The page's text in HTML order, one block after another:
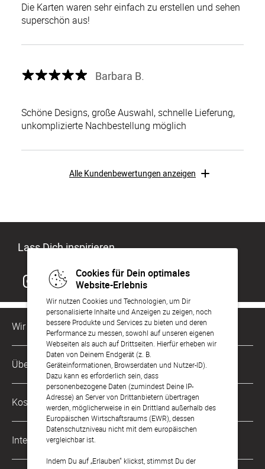
Cookies für Dein optimales
Website-Erlebnis
Wir nutzen Cookies und Technologien, um Dir
personalisierte Inhalte und Anzeigen zu zeigen, noch
bessere Produkte und Services zu bieten und deren
Performance zu messen, sowohl auf unseren eigenen
Webseiten als auch auf Drittseiten. Hierfür erheben wir
Daten von Deinem Endgerät (z. B.
Geräteinformationen, Browserdaten und Nutzer-ID).
Dazu kann es erforderlich sein, dass
personenbezogene Daten (zumindest Deine IP-
Adresse) an Server von Drittanbietern übertragen
werden, möglicherweise in ein Drittland außerhalb des
Europäischen Wirtschaftsraums (EWR), dessen
Datenschutzniveau nicht mit dem europäischen
vergleichbar ist.
Indem Du auf „Erlauben“ klickst, stimmst Du der
Die Karten waren sehr einfach zu erstellen und sehen
superschön aus!
Barbara B.
Schöne Designs, große Auswahl, schnelle Lieferung,
unkomplizierte Nachbestellung möglich
Alle Kundenbewertungen anzeigen
Lass Dich inspirieren
Wir sind für Dich da
Kundenservice-Hotline
0221 956 725 10
Mo. - Fr. von 9 bis 17 Uhr
kontakt@sendmoments.de
Über Uns
Philosophie
Karriere
Impressum
AGB & Widerrufsrecht
Kostenlose Services
Musterkarten
International